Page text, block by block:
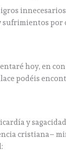
por
hoy, en
podéis
y
cristiana–